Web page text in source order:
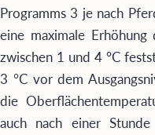
Programms 3 je nach
eine maximale
zwischen 1 und 4 °C
3 °C vor dem
die
auch nach einer